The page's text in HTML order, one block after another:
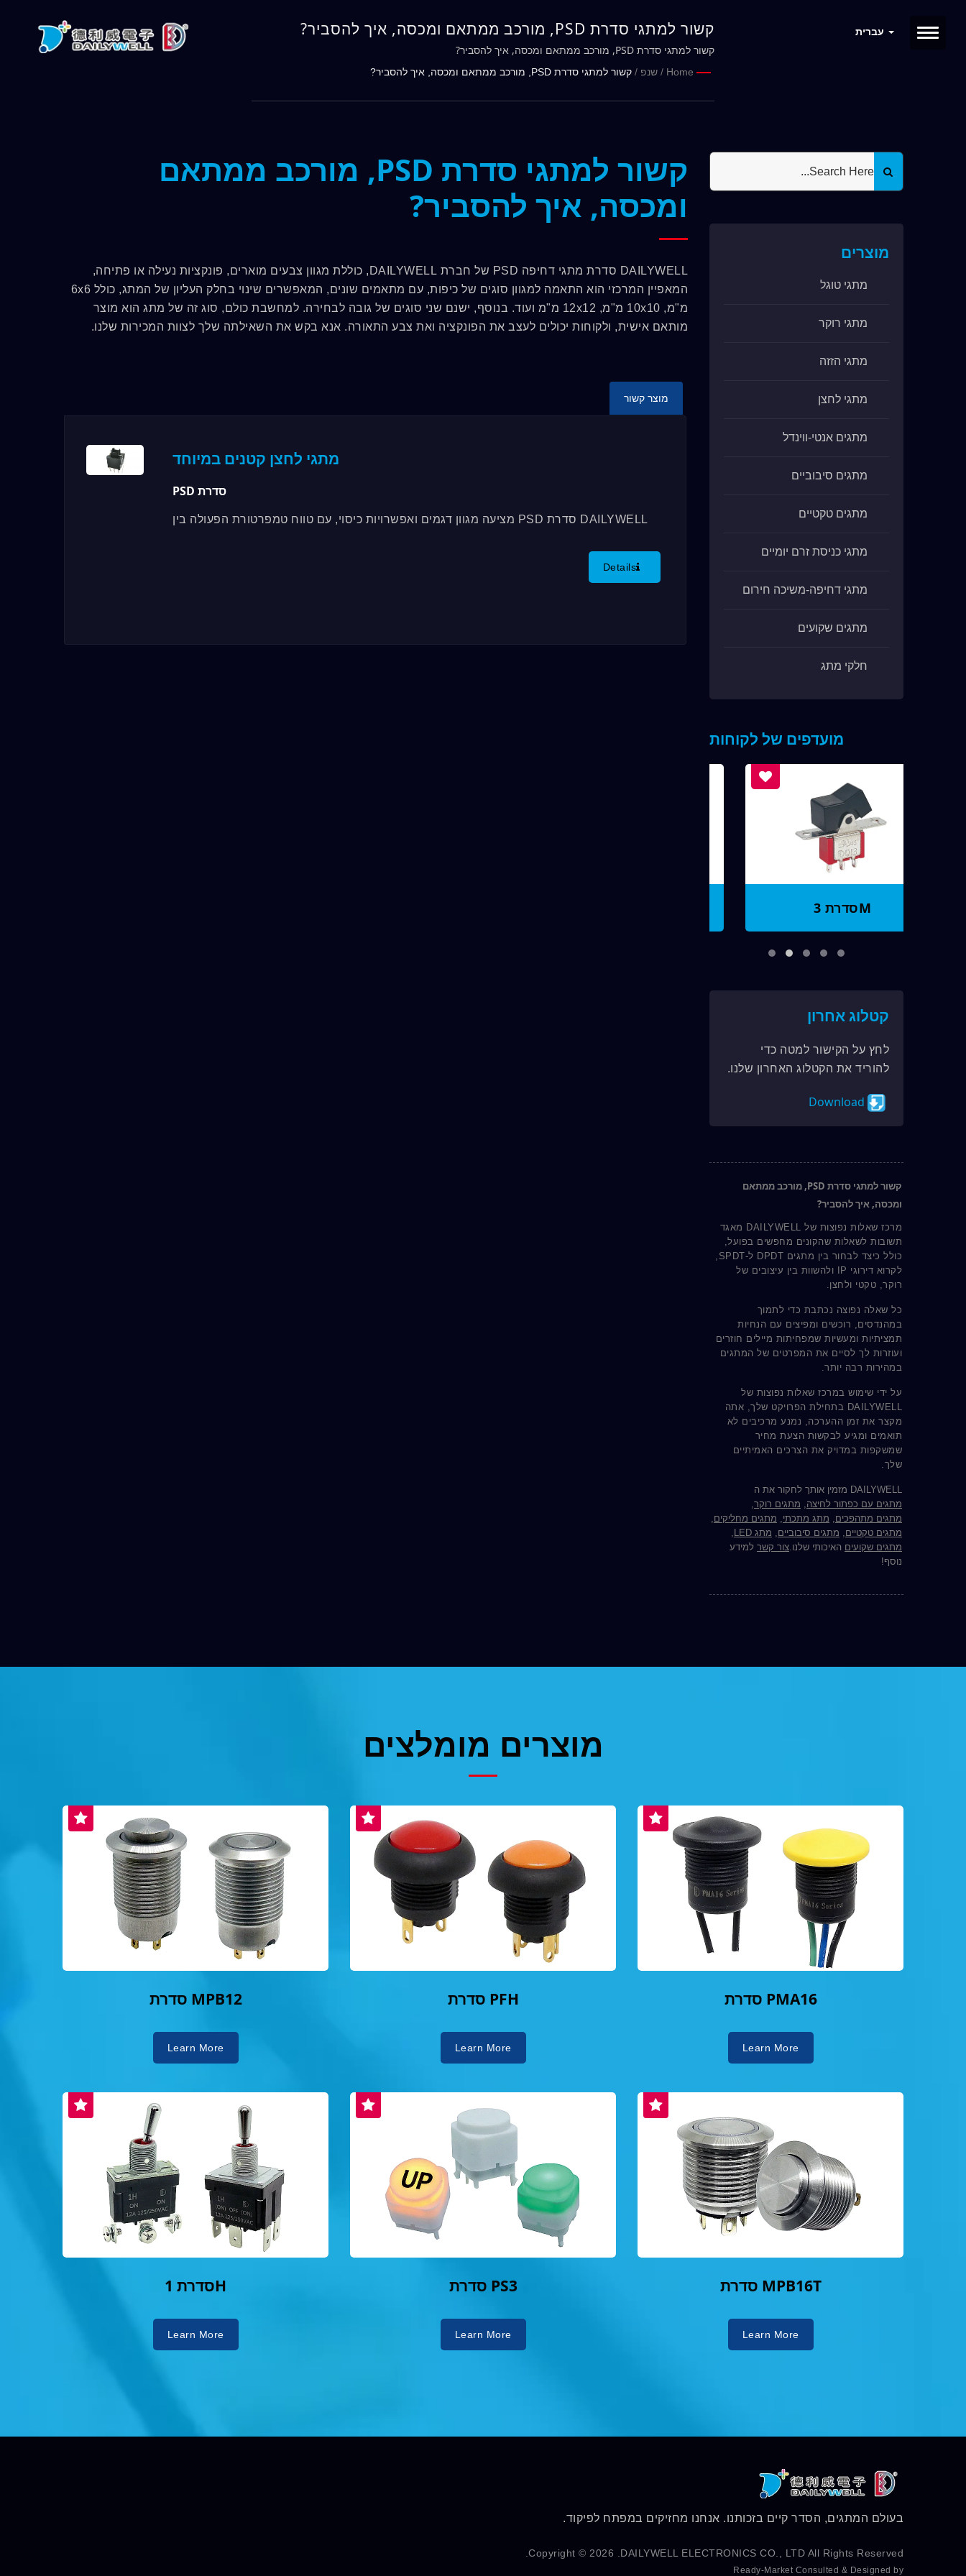
קשור למתגי סדרת PSD, מורכב ממתאם ומכסה, איך להסביר?
קשור למתגי סדרת PSD, מורכב ממתאם ומכסה, איך להסביר?
Home
/ שנפ / קשור למתגי סדרת PSD, מורכב ממתאם ומכסה, איך להסביר?
קשור למתגי סדרת PSD, מורכב ממתאם
ומכסה, איך להסביר?
DAILYWELL סדרת מתגי דחיפה PSD של חברת DAILYWELL, כוללת מגוון צבעים מוארים, פונקציות נעילה או פתיחה,
המאפיין המרכזי הוא התאמה למגוון סוגים של כיפות, עם מתאמים שונים, המאפשרים שינוי בחלק העליון של המתג, כולל 6x6
מ"מ, 10x10 מ"מ, 12x12 מ"מ ועוד. בנוסף, ישנם שני סוגים של גובה לבחירה. למחשבת כולם, סוג זה של מתג הוא מוצר
מותאם אישית, ולקוחות יכולים לעצב את הפונקציה ואת צבע התאורה. אנא בקש את השאילתה שלך לצוות המכירות שלנו.
מוצר קשור
מתגי לחצן קטנים במיוחד
סדרת PSD
DAILYWELL סדרת PSD מציעה מגוון דגמים ואפשרויות כיסוי, עם טווח טמפרטורת הפעולה בין
Details
מוצרים
מתגי טוגל
מתגי רוקר
מתגי הזזה
מתגי לחצן
מתגים אנטי-ווינדל
מתגים סיבוביים
מתגים טקטיים
מתגי כניסת זרם יומיים
מתגי דחיפה-משיכה חירום
מתגים שקועים
חלקי מתג
מועדפים של לקוחות
סדרת 3M
קטלוג אחרון
לחץ על הקישור למטה כדי
להוריד את הקטלוג האחרון שלנו.
קשור למתגי סדרת PSD, מורכב ממתאם
ומכסה, איך להסביר?
מרכז שאלות נפוצות של DAILYWELL מאגד
תשובות לשאלות שהקונים מחפשים בפועל,
כולל כיצד לבחור בין מתגים DPDT ל-SPDT,
לקרוא דירוגי IP ולהשוות בין עיצובים של
רוקר, טקטי ולחצן.
כל שאלה נפוצה נכתבת כדי לתמוך
במהנדסים, רוכשים ומפיצים עם הנחיות
תמציתיות ומעשיות שמפחיתות מיילים חוזרים
ועוזרות לך לסיים את המפרטים של המתגים
במהירות רבה יותר.
על ידי שימוש במרכז שאלות נפוצות של
DAILYWELL בתחילת הפרויקט שלך, אתה
מקצר את זמן ההערכה, נמנע מרכיבים לא
תואמים ומגיע לבקשות הצעת מחיר
שמשקפות במדויק את הצרכים האמיתיים
שלך.
DAILYWELL מזמין אותך לחקור את ה
מתגים עם כפתור לחיצה, מתגים רוקר,
מתגים מתהפכים, מתג מתכתי, מתגים מחליקים,
מתגים טקטיים, מתגים סיבוביים, מתג LED
,
מתגים שקועים האיכותי שלנו.צור קשר למידע
נוסף!
מוצרים מומלצים
סדרת MPB12
Learn More
סדרת PFH
Learn More
סדרת PMA16
Learn More
סדרת 1H
Learn More
סדרת PS3
Learn More
סדרת MPB16T
Learn More
בעולם המתגים, הסדר קיים בזכותנו. אנחנו מחזיקים במפתח לפיקוד.
Copyright © 2026 DAILYWELL ELECTRONICS CO., LTD. All Rights Reserved.
Consulted & Designed by
Ready-Market